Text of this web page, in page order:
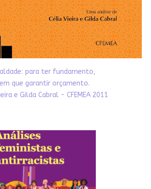
para ter fundamento,
que garantir orçamento.
e Gilda Cabral - CFEMEA 2011